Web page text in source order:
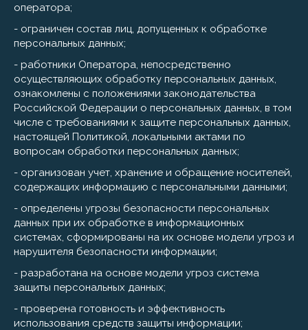
оператора;
- ограничен состав лиц, допущенных к обработке
персональных данных;
- работники Оператора, непосредственно
осуществляющих обработку персональных данных,
ознакомлены с положениями законодательства
Российской Федерации о персональных данных, в том
числе с требованиями к защите персональных данных,
настоящей Политикой, локальными актами по
вопросам обработки персональных данных;
- организован учет, хранение и обращение носителей,
содержащих информацию с персональными данными;
- определены угрозы безопасности персональных
данных при их обработке в информационных
системах, сформированы на их основе модели угроз и
нарушителя безопасности информации;
- разработана на основе модели угроз система
защиты персональных данных;
- проверена готовность и эффективность
использования средств защиты информации;